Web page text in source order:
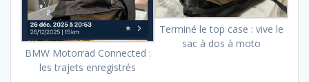
BMW Motorrad Connected :
les trajets enregistrés
Terminé le top case : vive le
sac à dos à moto